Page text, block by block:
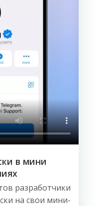
в мини
разработчики
на свои мини-